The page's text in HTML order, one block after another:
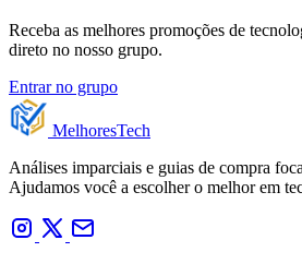
Receba as melhores promoções de
direto no nosso grupo.
Entrar no grupo
MelhoresTech
Análises imparciais e guias de compra
Ajudamos você a escolher o melhor em